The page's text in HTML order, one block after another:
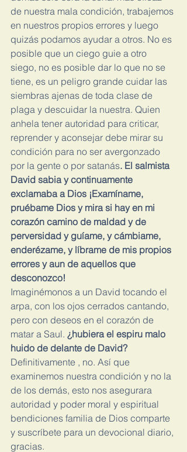
de nuestra mala condición, trabajemos
en nuestros propios errores y luego
quizás podamos ayudar a otros. No es
posible que un ciego guie a otro
siego, no es posible dar lo que no se
tiene, es un peligro grande cuidar las
siembras ajenas de toda clase de
plaga y descuidar la nuestra. Quien
anhela tener autoridad para criticar,
reprender y aconsejar debe mirar su
condición para no ser avergonzado
por la gente o por satanás. El salmista
David sabia y continuamente
exclamaba a Dios ¡Examíname,
pruébame Dios y mira si hay en mi
corazón camino de maldad y de
perversidad y guíame, y cámbiame,
enderézame, y líbrame de mis propios
errores y aun de aquellos que
desconozco!
Imaginémonos a un David tocando el
arpa, con los ojos cerrados cantando,
pero con deseos en el corazón de
matar a Saul. ¿hubiera el espiru malo
huido de delante de David?
Definitivamente , no. Así que
examinemos nuestra condición y no la
de los demás, esto nos asegurara
autoridad y poder moral y espiritual
bendiciones familia de Dios comparte
y suscríbete para un devocional diario,
gracias.